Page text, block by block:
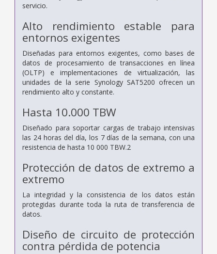
servicio.
Alto rendimiento estable para
entornos exigentes
Diseñadas para entornos exigentes, como bases de
datos de procesamiento de transacciones en línea
(OLTP) e implementaciones de virtualización, las
unidades de la serie Synology SAT5200 ofrecen un
rendimiento alto y constante.
Hasta 10.000 TBW
Diseñado para soportar cargas de trabajo intensivas
las 24 horas del día, los 7 días de la semana, con una
resistencia de hasta 10 000 TBW.2
Protección de datos de extremo a
extremo
La integridad y la consistencia de los datos están
protegidas durante toda la ruta de transferencia de
datos.
Diseño de circuito de protección
contra pérdida de potencia